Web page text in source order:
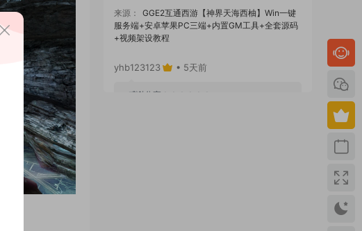
来源：
GGE2互通西游【神界天海西柚】Win一键
服务端+安卓苹果PC三端+内置GM工具+全套源码
+视频架设教程
yhb123123 • 5天前
感谢分享！！！！！！